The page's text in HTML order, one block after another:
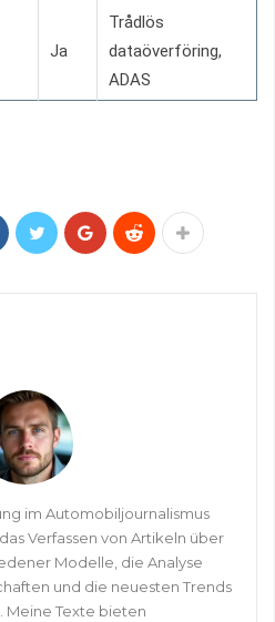
Ja
Trådlös
dataöverföring,
ADAS
im Automobiljournalismus
Verfassen von Artikeln über
Modelle, die Analyse
und die neuesten Trends
Meine Texte bieten